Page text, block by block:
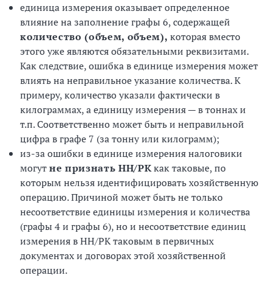
единица измерения оказывает определенное
влияние на заполнение графы 6, содержащей
количество (объем, объем), которая вместо
этого уже являются обязательными реквизитами.
Как следствие, ошибка в единице измерения может
влиять на неправильное указание количества. К
примеру, количество указали фактически в
килограммах, а единицу измерения — в тоннах и
т.п. Соответственно может быть и неправильной
цифра в графе 7 (за тонну или килограмм);
из-за ошибки в единице измерения налоговики
могутне признать НН/РКкак таковые, по
которым нельзя идентифицировать хозяйственную
операцию. Причиной может быть не только
несоответствие единицы измерения и количества
(графы 4 и графы 6), но и несоответствие единиц
измерения в НН/РК таковым в первичных
документах и ​​договорах этой хозяйственной
операции.